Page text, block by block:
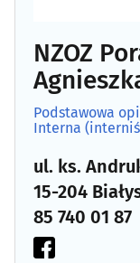
Hematologia(6)
Hepatologia(7)
Implantologia(15)
Interna (interniści)
NZOZ
Podstawowa
Interna
ul. ks.
15-204
85 740 01 87